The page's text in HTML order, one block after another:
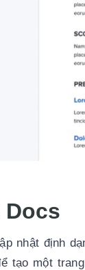
Docs
nhật định
tạo một